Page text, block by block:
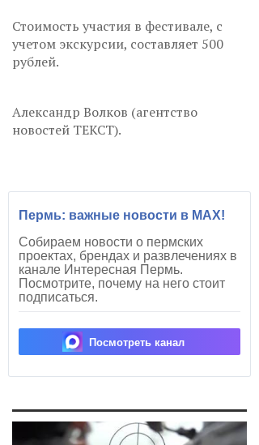
Стоимость участия в фестивале, с
учетом экскурсии, составляет 500
рублей.
Александр Волков (агентство
новостей ТЕКСТ).
Пермь: важные новости в MAX!
Собираем новости о пермских
проектах, брендах и развлечениях в
канале Интересная Пермь.
Посмотрите, почему на него стоит
подписаться.
Посмотреть канал